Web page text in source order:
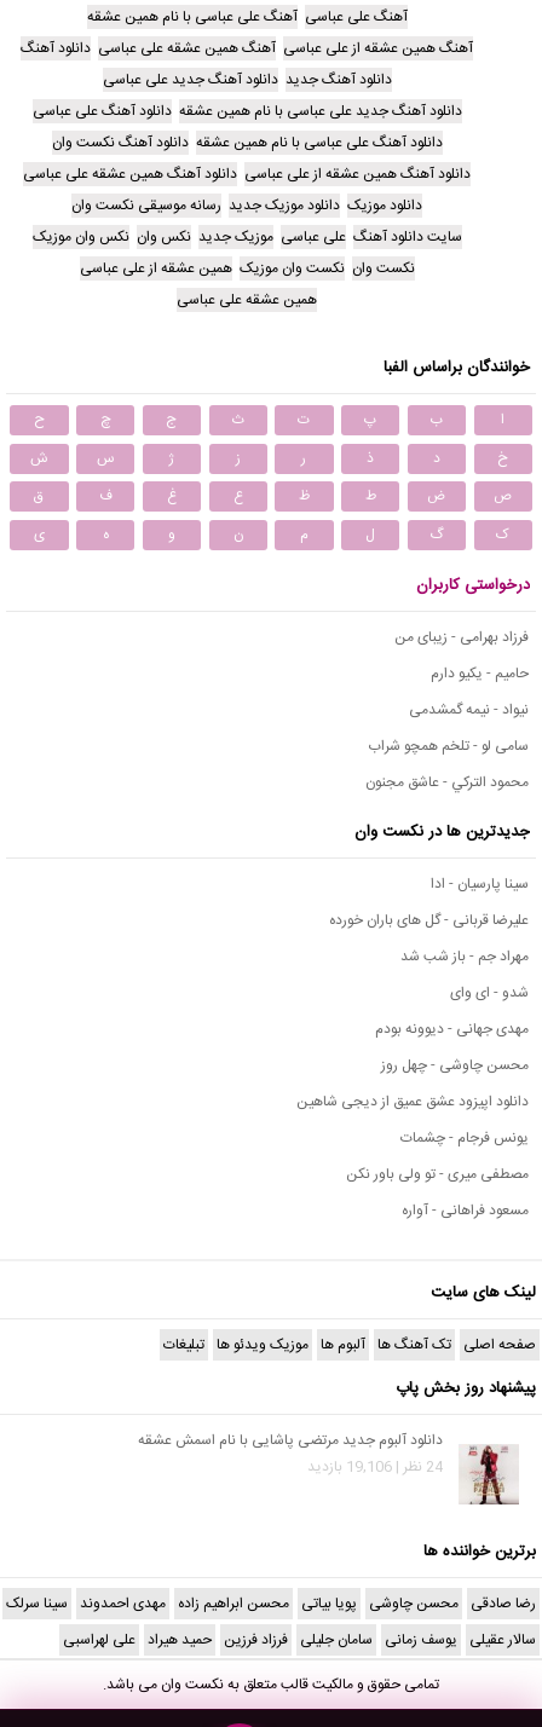
آهنگ علی عباسی آهنگ علی عباسی با نام همین عشقه
آهنگ همین عشقه از علی عباسی آهنگ همین عشقه علی عباسی دانلود آهنگ
دانلود آهنگ جدید دانلود آهنگ جدید علی عباسی
دانلود آهنگ جدید علی عباسی با نام همین عشقه دانلود آهنگ علی عباسی
دانلود آهنگ علی عباسی با نام همین عشقه دانلود آهنگ نکست وان
دانلود آهنگ همین عشقه از علی عباسی دانلود آهنگ همین عشقه علی عباسی
دانلود موزیک دانلود موزیک جدید رسانه موسیقی نکست وان
سایت دانلود آهنگ علی عباسی موزیک جدید نکس وان نکس وان موزیک
نکست وان نکست وان موزیک همین عشقه از علی عباسی
همین عشقه علی عباسی
خوانندگان براساس الفبا
ا ب پ ت ث ج چ
ح
خ
د ذ ر ز ژ س
ش
ص
ض ط ظ ع غ ف
ق
ک
گ ل م ن و ه ی
درخواستی کاربران
فرزاد بهرامی - زیبای من
حامیم - یکیو دارم
نیواد - نیمه گمشدمی
سامی لو - تلخم همچو شراب
محمود التركي - عاشق مجنون
جدیدترین ها در نکست وان
سینا پارسیان - ادا
علیرضا قربانی - گل های باران خورده
مهراد جم - باز شب شد
شدو - ای وای
مهدی جهانی - دیوونه بودم
محسن چاوشی - چهل روز
دانلود اپیزود عشق عمیق از دیجی شاهین
یونس فرجام - چشمات
مصطفی میری - تو ولی باور نکن
مسعود فراهانی - آواره
لینک های سایت
صفحه اصلی تک آهنگ ها آلبوم ها موزیک ویدئو ها تبلیغات
پیشنهاد روز بخش پاپ
دانلود آلبوم جدید مرتضی پاشایی با نام اسمش عشقه
24 نظر | 19,106 بازدید
برترین خواننده ها
رضا صادقی محسن چاوشی پویا بیاتی محسن ابراهیم زاده مهدی احمدوند سینا سرلک
سالار عقیلی یوسف زمانی سامان جلیلی فرزاد فرزین حمید هیراد علی لهراسبی
تمامی حقوق و مالکیت قالب متعلق بهنکست وانمی باشد.